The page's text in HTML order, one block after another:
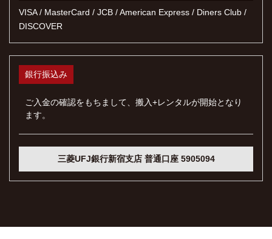
VISA / MasterCard / JCB / American Express / Diners Club /
DISCOVER
銀行振込み
ご入金の確認をもちまして、搬入+レンタルが開始となり
ます。
三菱UFJ銀行新宿支店 普通口座 5905094